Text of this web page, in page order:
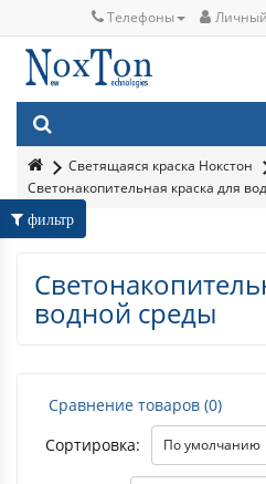
фильтр
Телефоны
Светящаяся краска Нокстон
Светонакопительная краска для
водной среды
Сравнение товаров (0)
Сортировка: